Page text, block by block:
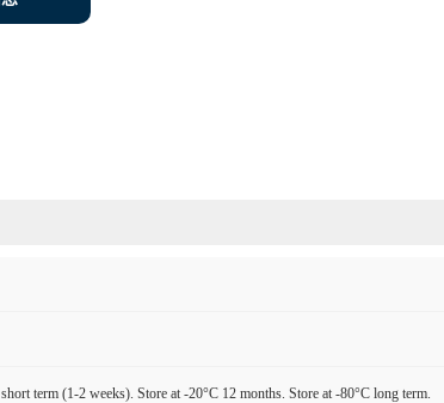
term (1-2 weeks). Store at -20°C 12 months. Store at -80°C long term.